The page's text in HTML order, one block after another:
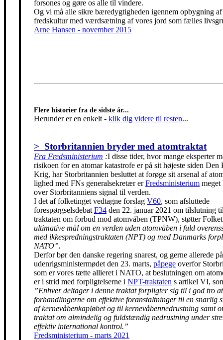
forsones og gøre os alle til vindere.
Og vi må alle sikre bæredygtigheden igennem opbygning af
fredskultur med værdsætning af vores jord som fælles
Arne Hansen - november 2015
Flere historier fra de sidste år...
Herunder er en enkelt - klik dig videre til resten...
> Storbritannien bryder med atomtraktat
Fra Fredsministerium :I disse tider, hvor mange eksperter
risikoen for en atomar katastrofe er på sit højeste siden Den
Krig, har Storbritannien besluttet at forøge sit arsenal af
lighed med FNs generalsekretær erFredsministerium meget
over Storbritanniens signal til verden.
I det af folketinget vedtagne forslag V60, som afsluttede
forespørgselsdebat F34 den 22. januar 2021 om tilslutning
traktaten om forbud mod atomvåben (TPNW), støtter
ultimative mål om en verden uden atomvåben i fuld
med ikkespredningstraktaten (NPT) og med Danmarks
NATO”.
Derfor bør den danske regering snarest, og gerne allerede på
udenrigsministermødet den 23. marts, påpege overfor
som er vores tætte allieret i NATO, at beslutningen om
er i strid med forpligtelserne i NPT-traktaten s artikel VI,
”Enhver deltager i denne traktat forpligter sig til i god tro
forhandlingerne om effektive foranstaltninger til en snarlig
af kernevåbenkapløbet og til kernevåbennedrustning samt
traktat om almindelig og fuldstændig nedrustning under
effektiv international kontrol.”
Fredsministerium - marts 2021